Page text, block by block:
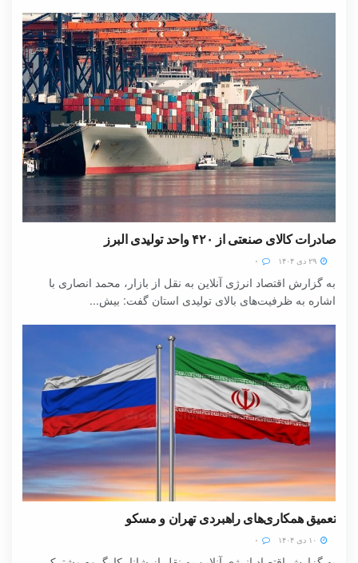
صادرات کالای صنعتی از ۴۲۰ واحد تولیدی البرز
به گزارش اقتصاد انرژی آنلاین به نقل از بازار، محمد انصاری با
اشاره به ظرفیت‌های بالای تولیدی استان گفت: بیش...
تعمیق همکاری‌های راهبردی تهران و مسکو